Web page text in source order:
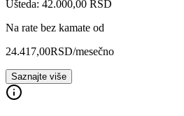
Ušteda: 42.000,00 RSD
Na rate bez kamate od
24.417,00RSD/mesečno
Saznajte više